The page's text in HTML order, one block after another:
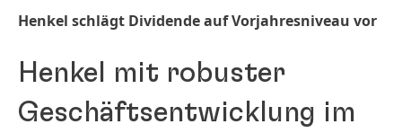
Henkel schlägt Dividende auf Vorjahresniveau vor
Henkel mit robuster
Geschäftsentwicklung im